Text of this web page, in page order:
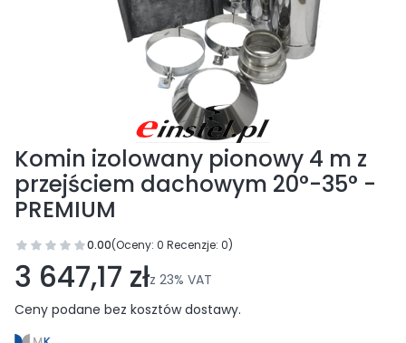
Komin izolowany pionowy 4 m z
przejściem dachowym 20°-35° -
PREMIUM
0.00(Oceny: 0 Recenzje: 0)
Przejdź do sekcji Opinie
3 647,17 złz 23% VAT
Ceny podane bez kosztów dostawy.